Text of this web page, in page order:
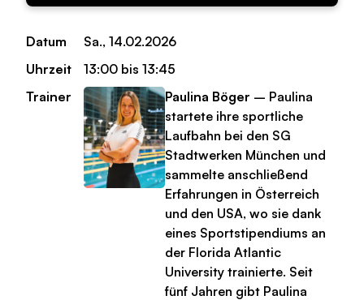
Datum
Sa., 14.02.2026
Uhrzeit
13:00 bis 13:45
Trainer
Paulina Böger – Paulina
startete ihre sportliche
Laufbahn bei den SG
Stadtwerken München und
sammelte anschließend
Erfahrungen in Österreich
und den USA, wo sie dank
eines Sportstipendiums an
der Florida Atlantic
University trainierte. Seit
fünf Jahren gibt Paulina